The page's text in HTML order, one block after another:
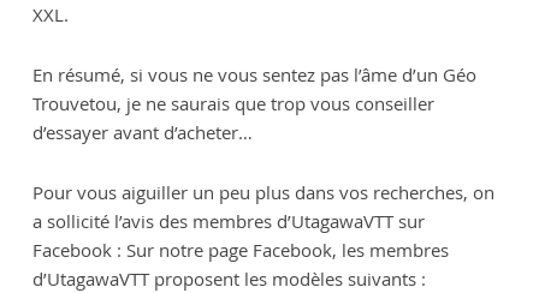
XXL.
En résumé, si vous ne vous sentez pas l’âme d’un Géo
Trouvetou, je ne saurais que trop vous conseiller
d’essayer avant d’acheter…
Pour vous aiguiller un peu plus dans vos recherches, on
a sollicité l’avis des membres d’UtagawaVTT sur
Facebook : Sur notre page Facebook, les membres
d’UtagawaVTT proposent les modèles suivants :